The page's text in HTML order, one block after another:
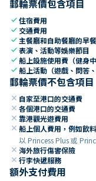
郵輪票價包含項目
check住宿費用
check 交通費用
check 主餐廳和自助餐廳的早
check表演、活動等娛樂節目
check船上設施使用費（健身
check船上活動（遊戲、問答、
郵輪票價不包含項目
close 自家至港口的交通費
close 各個港口的交通費
close 靠港觀光遊費用
close 船上個人費用，例如飲
以 Princess Plus 或
close 海外旅行傷害保險
close 行李快遞服務
額外支付費用